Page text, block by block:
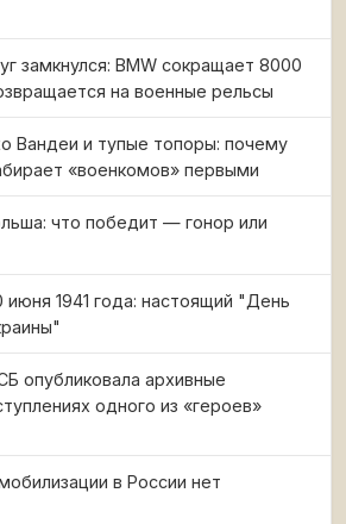
замкнулся: BMW сокращает 8000
на военные рельсы
Вандеи и тупые топоры: почему
«военкомов» первыми
что победит — гонор или
июня 1941 года: настоящий "День
опубликовала архивные
одного из «героев»
в России нет